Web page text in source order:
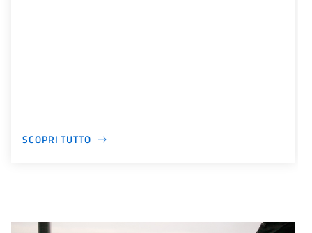
SCOPRI TUTTO